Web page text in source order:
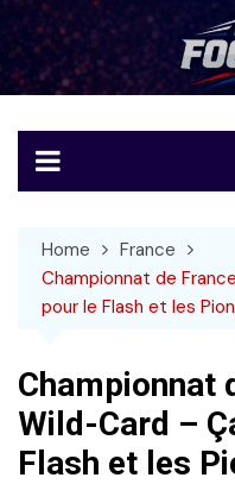
to
content
Le football américain en
Home
France
Championnat de
pour le Flash et les
Championnat
Wild-Card –
Flash et les